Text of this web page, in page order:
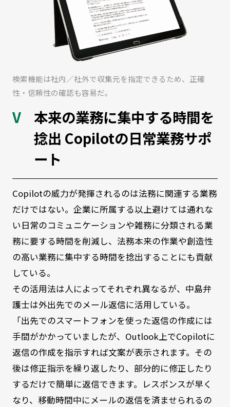
検索機能は社内／社外で収集元を指定できるため、正確
性・信頼性の確認も容易だ。
本来の業務に集中する時間を
捻出 Copilotの日常業務サポ
ート
Copilotの威力が発揮されるのは法務に関連する業務
だけではない。企業に所属する以上避けては通れな
い日常のコミュニケーションや雑務に分類される業
務に要する時間を削減し、法務本来の作業や創造性
の高い業務に集中する時間を捻出することにも貢献
している。
その活用法は人によってそれぞれ異なるが、中島弁
護士は外出先でのメール返信に活用している。
「出先でのスマートフォンを使った返信の作成には
手間がかかっていましたが、Outlook上でCopilotに
返信の作成を指示すれば文案が表示されます。その
後は修正指示を繰り返したり、部分的に修正したり
するだけで簡単に返信できます。レスポンスが早く
なり、移動時間中にメールの返信を済ませられるの